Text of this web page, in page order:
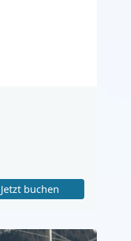
Jetzt buchen